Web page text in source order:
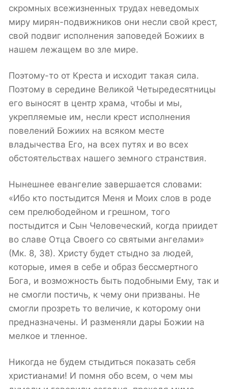
скромных всежизненных трудах неведомых
миру мирян-подвижников они несли свой крест,
свой подвиг исполнения заповедей Божиих в
нашем лежащем во зле мире.
Поэтому-то от Креста и исходит такая сила.
Поэтому в середине Великой Четыредесятницы
его выносят в центр храма, чтобы и мы,
укрепляемые им, несли крест исполнения
повелений Божиих на всяком месте
владычества Его, на всех путях и во всех
обстоятельствах нашего земного странствия.
Нынешнее евангелие завершается словами:
«Ибо кто постыдится Меня и Моих слов в роде
сем прелюбодейном и грешном, того
постыдится и Сын Человеческий, когда приидет
во славе Отца Своего со святыми ангелами»
(Мк. 8, 38). Христу будет стыдно за людей,
которые, имея в себе и образ бессмертного
Бога, и возможность быть подобными Ему, так и
не смогли постичь, к чему они призваны. Не
смогли прозреть то величие, к которому они
предназначены. И разменяли дары Божии на
мелкое и тленное.
Никогда не будем стыдиться показать себя
христианами! И помня обо всем, о чем мы